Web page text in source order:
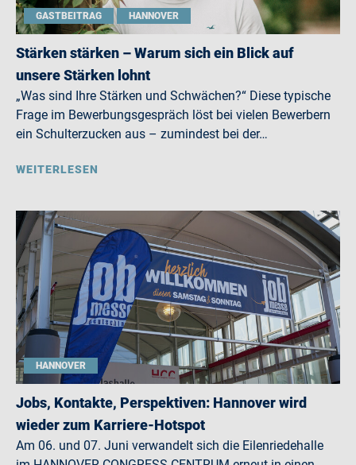
GASTBEITRAG HANNOVER
Stärken stärken – Warum sich ein Blick auf
unsere Stärken lohnt
„Was sind Ihre Stärken und Schwächen?“ Diese typische
Frage im Bewerbungsgespräch löst bei vielen Bewerbern
ein Schulterzucken aus – zumindest bei der…
WEITERLESEN
HANNOVER
Jobs, Kontakte, Perspektiven: Hannover wird
wieder zum Karriere-Hotspot
Am 06. und 07. Juni verwandelt sich die Eilenriedehalle